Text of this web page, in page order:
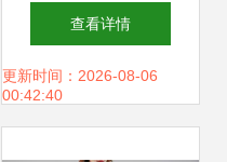
直销 源头直供，一
站式采购指南
查看详情
更新时间：2026-08-06
00:42:40